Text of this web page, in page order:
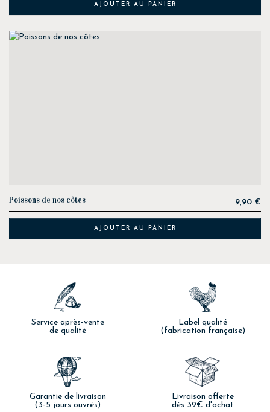
AJOUTER AU PANIER
AJOUTER AU PANIER
Poissons de nos côtes Prix
9,90 €
Service après-vente
de qualité
Label qualité
(fabrication française)
Garantie de livraison
(3-5 jours ouvrés)
Livraison offerte
dès 39€ d'achat